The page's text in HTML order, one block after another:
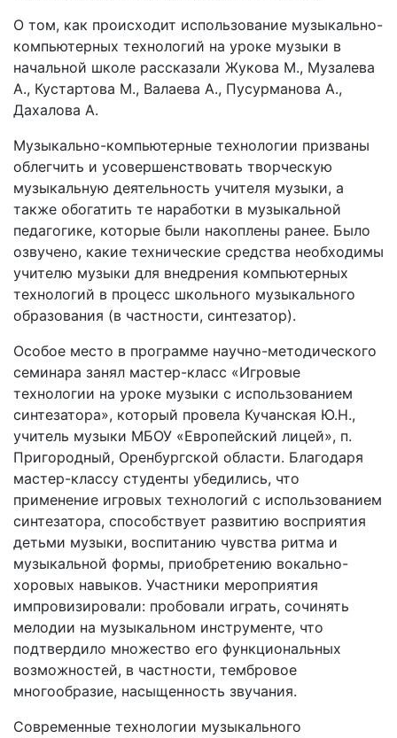
О том, как происходит использование музыкально-
компьютерных технологий на уроке музыки в
начальной школе рассказали Жукова М., Музалева
А., Кустартова М., Валаева А., Пусурманова А.,
Дахалова А.
Музыкально-компьютерные технологии призваны
облегчить и усовершенствовать творческую
музыкальную деятельность учителя музыки, а
также обогатить те наработки в музыкальной
педагогике, которые были накоплены ранее. Было
озвучено, какие технические средства необходимы
учителю музыки для внедрения компьютерных
технологий в процесс школьного музыкального
образования (в частности, синтезатор).
Особое место в программе научно-методического
семинара занял мастер-класс «Игровые
технологии на уроке музыки с использованием
синтезатора», который провела Кучанская Ю.Н.,
учитель музыки МБОУ «Европейский лицей», п.
Пригородный, Оренбургской области. Благодаря
мастер-классу студенты убедились, что
применение игровых технологий с использованием
синтезатора, способствует развитию восприятия
детьми музыки, воспитанию чувства ритма и
музыкальной формы, приобретению вокально-
хоровых навыков. Участники мероприятия
импровизировали: пробовали играть, сочинять
мелодии на музыкальном инструменте, что
подтвердило множество его функциональных
возможностей, в частности, тембровое
многообразие, насыщенность звучания.
Современные технологии музыкального